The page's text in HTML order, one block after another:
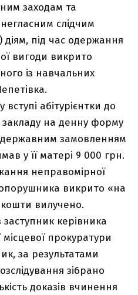
заходам та
слідчим
під час одержання
вигоди викрито
із навчальних
абітурієнтки до
закладу на денну форму
замовленням
у її матері 9 000 грн.
неправомірної
викрито «на
вилучено.
керівника
місцевої прокуратури
за результатами
зібрано
доказів вчинення